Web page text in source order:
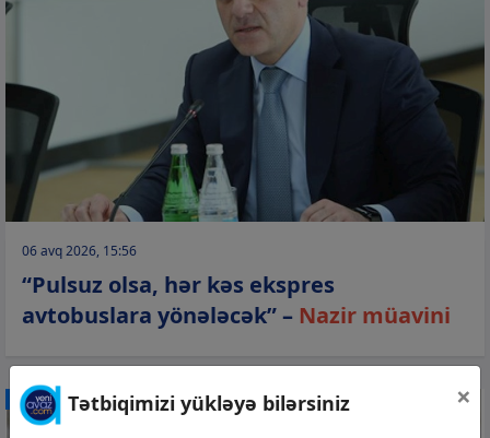
06 avq 2026, 15:56
“Pulsuz olsa, hər kəs ekspres
avtobuslara yönələcək” – Nazir müavini
CƏMİYYƏTTətbiqimizi yükləyə bilərsiniz ×